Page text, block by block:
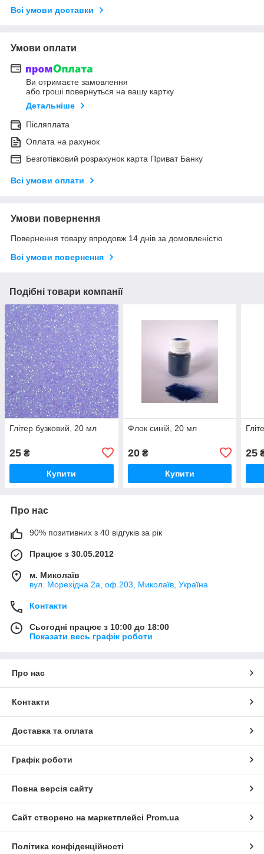
Всі умови доставки
Умови оплати
Ви отримаєте замовлення
або гроші повернуться на вашу картку
Детальніше
Післяплата
Оплата на рахунок
Безготівковий розрахунок карта Приват Банку
Всі умови оплати
Умови повернення
Повернення товару впродовж 14 днів за домовленістю
Всі умови повернення
Подібні товари компанії
Глітер бузковий, 20 мл
25 ₴
Купити
Флок синій, 20 мл
20₴
Купити
25
Про нас
90% позитивних з 40 відгуків за рік
Працює з 30.05.2012
м. Миколаїв
вул. Морехідна 2а, оф.203, Миколаїв, Україна
Контакти
Сьогодні працює з 10:00 до 18:00
Показати весь графік роботи
Про нас
Контакти
Доставка та оплата
Графік роботи
Повна версія сайту
Сайт створено на маркетплейсі Prom.ua
Політика конфіденційності